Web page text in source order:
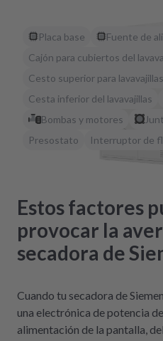
Placa base
Fuente de
Cajón para cubiertos del
Cesto superior para lavavajillas
Cesta inferior del lavavajillas
Bombas y motores
Presostato
Interruptor de
Estos factores
provocar la
secadora de
Cuando tu secadora de
una electrónica de potencia
alimentación de la pantalla,